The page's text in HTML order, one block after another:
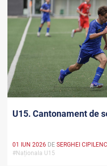
U15. Cantonament de
01 IUN 2026 DE SERGHEI
#Naționala U15